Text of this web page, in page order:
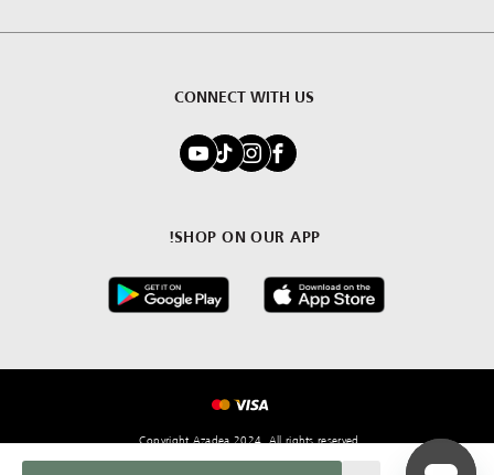
CONNECT WITH US
SHOP ON OUR APP!
Copyright Azadea 2024. All rights reserved.